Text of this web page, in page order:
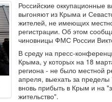
Российские оккупационные
выгоняют из Крыма и
жителей, не имеющих
регистрации. Об этом
чиновницы ФМС России
В среду на пресс-
Крыма, у которых на 18
региона - не было местной
апреля, выехать за
вновь прибыть в Крым и на
жительство".